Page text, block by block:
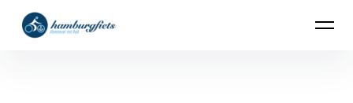
überspringen
hamburgfiets – Abenteuer mit Rad